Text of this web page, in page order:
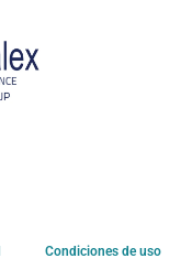
Condiciones de uso